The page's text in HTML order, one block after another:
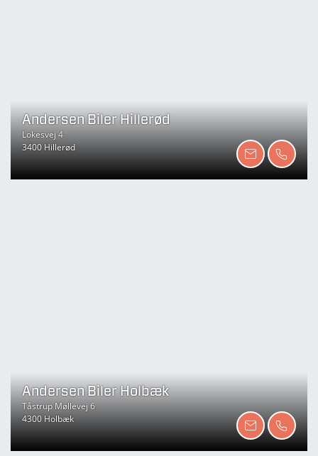
Andersen Biler Hillerød
Lokesvej 4
3400 Hillerød
Andersen Biler Holbæk
Tåstrup Møllevej 6
4300 Holbæk